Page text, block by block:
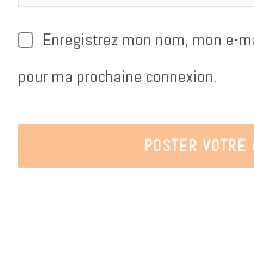
Enregistrez mon nom, mon e-
pour ma prochaine connexion.